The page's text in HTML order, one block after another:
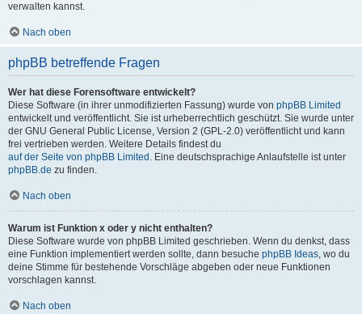
verwalten kannst.
Nach oben
phpBB betreffende Fragen
Wer hat diese Forensoftware entwickelt?
Diese Software (in ihrer unmodifizierten Fassung) wurde von phpBB Limited
entwickelt und veröffentlicht. Sie ist urheberrechtlich geschützt. Sie wurde unter
der GNU General Public License, Version 2 (GPL-2.0) veröffentlicht und kann
frei vertrieben werden. Weitere Details findest du
auf der Seite von phpBB Limited . Eine deutschsprachige Anlaufstelle ist unter
phpBB.de zu finden.
Nach oben
Warum ist Funktion x oder y nicht enthalten?
Diese Software wurde von phpBB Limited geschrieben. Wenn du denkst, dass
eine Funktion implementiert werden sollte, dann besuche phpBB Ideas, wo du
deine Stimme für bestehende Vorschläge abgeben oder neue Funktionen
vorschlagen kannst.
Nach oben